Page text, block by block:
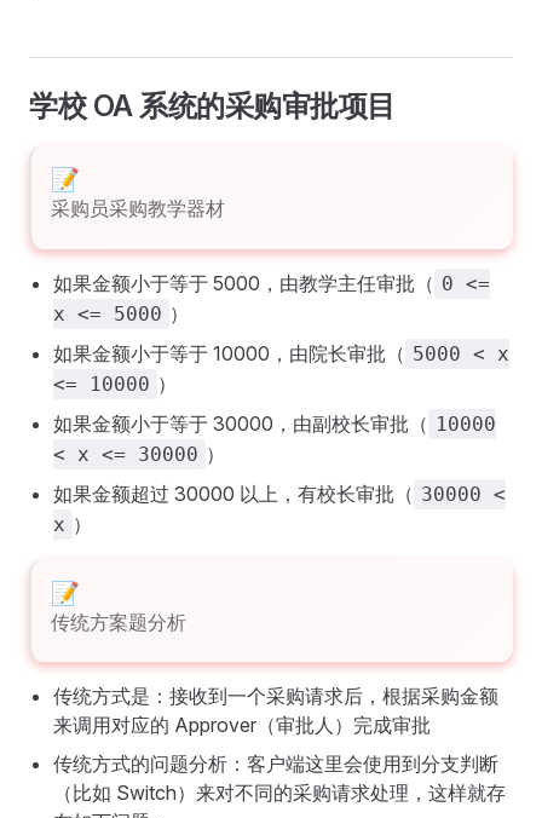
学校 OA 系统的采购审批项目
采购员采购教学器材
如果金额小于等于 5000，由教学主任审批（ 0 <=
x <= 5000 ）
如果金额小于等于 10000，由院长审批（ 5000 < x
<= 10000 ）
如果金额小于等于 30000，由副校长审批（ 10000
< x <= 30000 ）
如果金额超过 30000 以上，有校长审批（ 30000 <
x ）
传统方案题分析
传统方式是：接收到一个采购请求后，根据采购金额
来调用对应的 Approver（审批人）完成审批
传统方式的问题分析：客户端这里会使用到分支判断
（比如 Switch）来对不同的采购请求处理，这样就存